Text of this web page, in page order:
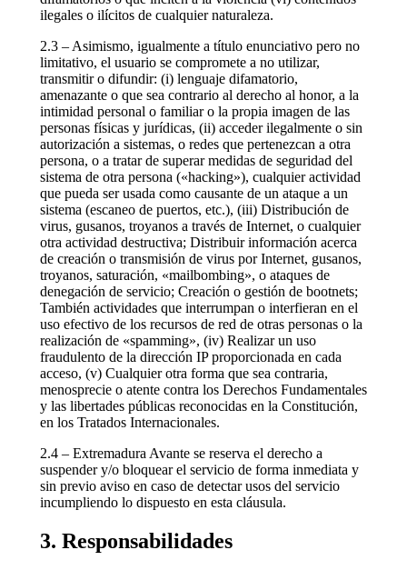
ilegales o ilícitos de cualquier naturaleza.
2.3 – Asimismo, igualmente a título enunciativo pero no
limitativo, el usuario se compromete a no utilizar,
transmitir o difundir: (i) lenguaje difamatorio,
amenazante o que sea contrario al derecho al honor, a la
intimidad personal o familiar o la propia imagen de las
personas físicas y jurídicas, (ii) acceder ilegalmente o sin
autorización a sistemas, o redes que pertenezcan a otra
persona, o a tratar de superar medidas de seguridad del
sistema de otra persona («hacking»), cualquier actividad
que pueda ser usada como causante de un ataque a un
sistema (escaneo de puertos, etc.), (iii) Distribución de
virus, gusanos, troyanos a través de Internet, o cualquier
otra actividad destructiva; Distribuir información acerca
de creación o transmisión de virus por Internet, gusanos,
troyanos, saturación, «mailbombing», o ataques de
denegación de servicio; Creación o gestión de bootnets;
También actividades que interrumpan o interfieran en el
uso efectivo de los recursos de red de otras personas o la
realización de «spamming», (iv) Realizar un uso
fraudulento de la dirección IP proporcionada en cada
acceso, (v) Cualquier otra forma que sea contraria,
menosprecie o atente contra los Derechos Fundamentales
y las libertades públicas reconocidas en la Constitución,
en los Tratados Internacionales.
2.4 – Extremadura Avante se reserva el derecho a
suspender y/o bloquear el servicio de forma inmediata y
sin previo aviso en caso de detectar usos del servicio
incumpliendo lo dispuesto en esta cláusula.
3. Responsabilidades